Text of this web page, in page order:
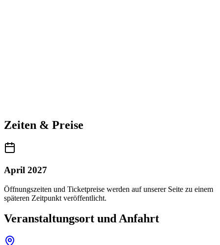
Zeiten & Preise
April 2027
Öffnungszeiten und Ticketpreise werden auf unserer Seite zu einem
späteren Zeitpunkt veröffentlicht.
Veranstaltungsort und Anfahrt